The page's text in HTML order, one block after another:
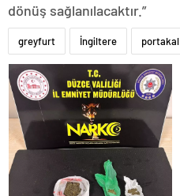
dönüş sağlanılacaktır.”
greyfurt İngiltere portakal